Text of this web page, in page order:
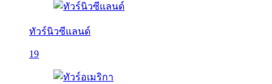
ทัวร์นิวซีแลนด์
19